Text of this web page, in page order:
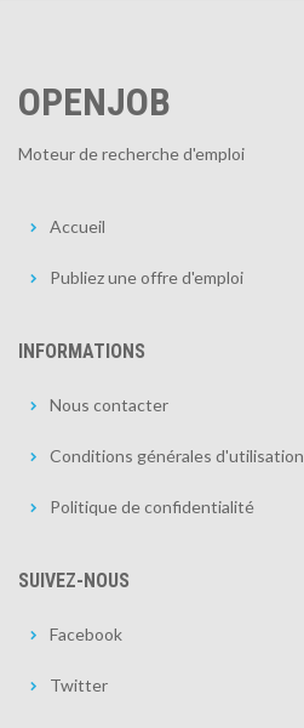
OPENJOB
Moteur de recherche d'emploi
Accueil
Publiez une offre d'emploi
INFORMATIONS
Nous contacter
Conditions générales d'utilisation
Politique de confidentialité
SUIVEZ-NOUS
Facebook
Twitter